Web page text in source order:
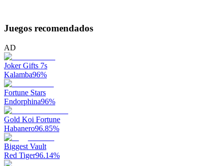
Juegos recomendados
AD
Joker Gifts 7s
Kalamba96%
Fortune Stars
Endorphina96%
Gold Koi Fortune
Habanero96.85%
Biggest Vault
Red Tiger96.14%